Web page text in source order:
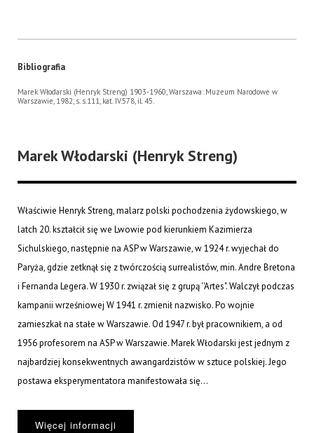
Bibliografia
Marek Włodarski (Henryk Streng) 1903-1960, Warszawa: Muzeum Narodowe w
Warszawie, 1982, s. s.111, kat. IV.578, il. 45.
Marek Włodarski (Henryk Streng)
Właściwie Henryk Streng, malarz polski pochodzenia żydowskiego, w
latch 20. kształcił się we Lwowie pod kierunkiem Kazimierza
Sichulskiego, następnie na ASP w Warszawie, w 1924 r. wyjechał do
Paryża, gdzie zetknął się z twórczością surrealistów, min. Andre Bretona
i Fernanda Legera. W 1930 r. związał się z grupą ''Artes". Walczył podczas
kampanii wrześniowej W 1941 r. zmienił nazwisko. Po wojnie
zamieszkał na stałe w Warszawie. Od 1947 r. był pracownikiem, a od
1956 profesorem na ASP w Warszawie. Marek Włodarski jest jednym z
najbardziej konsekwentnych awangardzistów w sztuce polskiej. Jego
postawa eksperymentatora manifestowała się...
Więcej informacji